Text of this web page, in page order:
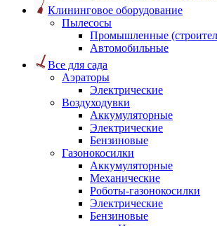
Клининговое оборудование
Пылесосы
Промышленные
Автомобильные
Все для сада
Аэраторы
Электрические
Воздуходувки
Аккумуляторные
Электрические
Бензиновые
Газонокосилки
Аккумуляторные
Механические
Роботы-газонокосилки
Электрические
Бензиновые